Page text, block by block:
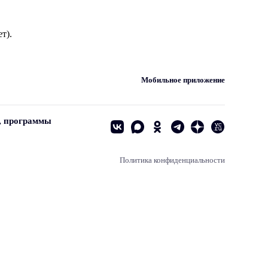
Мобильное приложение
программы
Политика конфиденциальности